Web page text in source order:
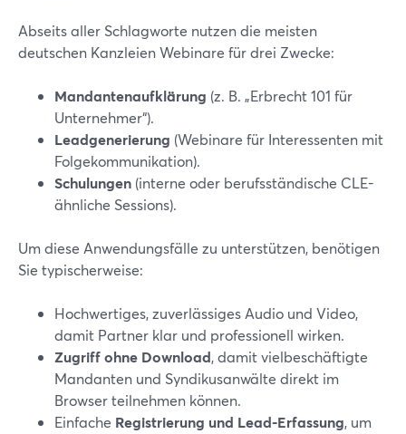
Abseits aller Schlagworte nutzen die meisten
deutschen Kanzleien Webinare für drei Zwecke:
Mandantenaufklärung (z. B. „Erbrecht 101 für
Unternehmer“).
Leadgenerierung (Webinare für Interessenten mit
Folgekommunikation).
Schulungen (interne oder berufsständische CLE-
ähnliche Sessions).
Um diese Anwendungsfälle zu unterstützen, benötigen
Sie typischerweise:
Hochwertiges, zuverlässiges Audio und Video,
damit Partner klar und professionell wirken.
Zugriff ohne Download, damit vielbeschäftigte
Mandanten und Syndikusanwälte direkt im
Browser teilnehmen können.
Einfache Registrierung und Lead-Erfassung, um